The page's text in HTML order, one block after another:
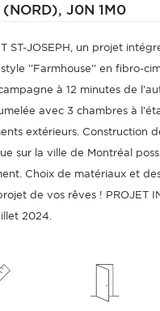
(NORD), J0N 1M0
ST-JOSEPH, un projet
''Farmhouse'' en fibro-
à 12 minutes de
avec 3 chambres à
extérieurs. Construction
sur la ville de Montréal
Choix de matériaux et
de vos rêves ! PROJET
2024.